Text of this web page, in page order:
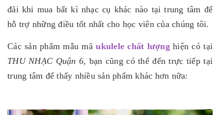
đãi khi mua bất kì nhạc cụ khác nào tại trung tâm để
hỗ trợ những điều tốt nhất cho học viên của chúng tôi.
Các sản phẩm mẫu mãukulele chất lượnghiện có tại
THU NHẠC Quận 6, bạn cũng có thể đến trực tiếp tại
trung tâm để thấy nhiều sản phẩm khác hơn nữa: